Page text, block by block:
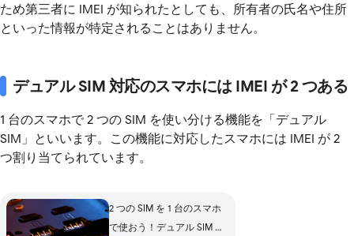
ため第三者に IMEI が知られたとしても、所有者の氏名や住所
といった情報が特定されることはありません。
デュアル SIM 対応のスマホには IMEI が 2 つある
1 台のスマホで 2 つの SIM を使い分ける機能を「デュアル
SIM」といいます。この機能に対応したスマホには IMEI が 2
つ割り当てられています。
2 つの SIM を 1 台のスマホ
で使おう！デュアル SIM の